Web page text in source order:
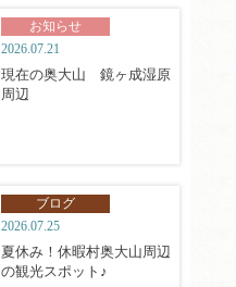
お知らせ
2026.07.21
現在の奥大山 鏡ヶ成湿原
周辺
ブログ
2026.07.25
夏休み！休暇村奥大山周辺
の観光スポット♪